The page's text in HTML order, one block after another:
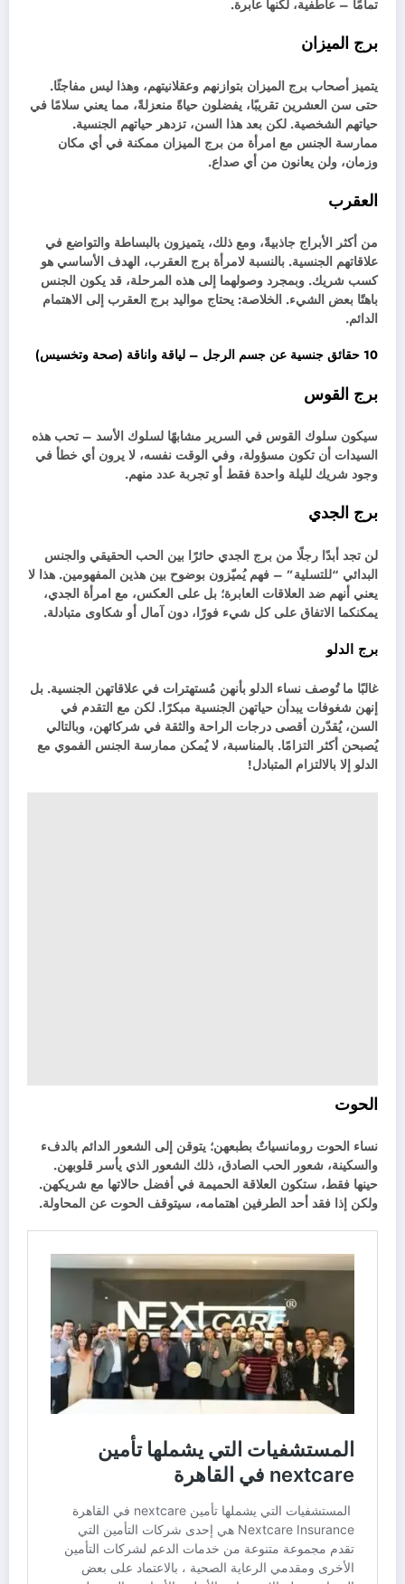
تمامًا – عاطفية، لكنها عابرة.
برج الميزان
يتميز أصحاب برج الميزان بتوازنهم وعقلانيتهم، وهذا ليس مفاجئًا.
حتى سن العشرين تقريبًا، يفضلون حياةً منعزلةً، مما يعني سلامًا في
حياتهم الشخصية. لكن بعد هذا السن، تزدهر حياتهم الجنسية.
ممارسة الجنس مع امرأة من برج الميزان ممكنة في أي مكان
وزمان، ولن يعانون من أي صداع.
العقرب
من أكثر الأبراج جاذبيةً، ومع ذلك، يتميزون بالبساطة والتواضع في
علاقاتهم الجنسية. بالنسبة لامرأة برج العقرب، الهدف الأساسي هو
كسب شريك. وبمجرد وصولهما إلى هذه المرحلة، قد يكون الجنس
باهتًا بعض الشيء. الخلاصة: يحتاج مواليد برج العقرب إلى الاهتمام
الدائم.
10 حقائق جنسية عن جسم الرجل – لياقة واناقة (صحة وتخسيس)
برج القوس
سيكون سلوك القوس في السرير مشابهًا لسلوك الأسد – تحب هذه
السيدات أن تكون مسؤولة، وفي الوقت نفسه، لا يرون أي خطأ في
وجود شريك لليلة واحدة فقط أو تجربة عدد منهم.
برج الجدي
لن تجد أبدًا رجلًا من برج الجدي حائرًا بين الحب الحقيقي والجنس
البدائي “للتسلية” – فهم يُميّزون بوضوح بين هذين المفهومين. هذا لا
يعني أنهم ضد العلاقات العابرة؛ بل على العكس، مع امرأة الجدي،
يمكنكما الاتفاق على كل شيء فورًا، دون آمال أو شكاوى متبادلة.
برج الدلو
غالبًا ما تُوصف نساء الدلو بأنهن مُستهترات في علاقاتهن الجنسية. بل
إنهن شغوفات يبدأن حياتهن الجنسية مبكرًا. لكن مع التقدم في
السن، يُقدّرن أقصى درجات الراحة والثقة في شركائهن، وبالتالي
يُصبحن أكثر التزامًا. بالمناسبة، لا يُمكن ممارسة الجنس الفموي مع
الدلو إلا بالالتزام المتبادل!
الحوت
نساء الحوت رومانسياتٌ بطبعهن؛ يتوقن إلى الشعور الدائم بالدفء
والسكينة، شعور الحب الصادق، ذلك الشعور الذي يأسر قلوبهن.
حينها فقط، ستكون العلاقة الحميمة في أفضل حالاتها مع شريكهن.
ولكن إذا فقد أحد الطرفين اهتمامه، سيتوقف الحوت عن المحاولة.